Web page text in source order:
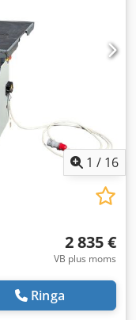
1 / 16
2 835 €
VB plus moms
Ringa